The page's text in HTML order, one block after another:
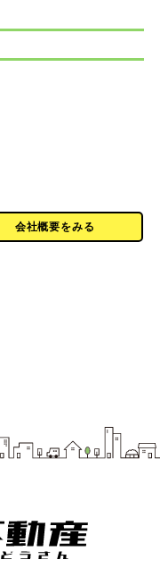
会社概要をみる